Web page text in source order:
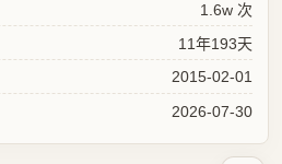
1.6w 次
11年193天
2015-02-01
2026-07-30